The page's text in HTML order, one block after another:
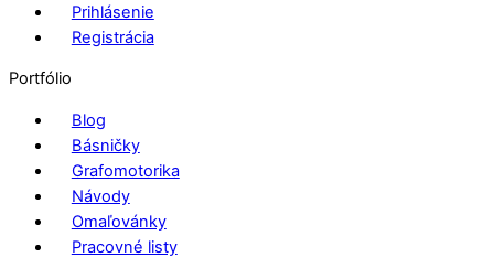
Prihlásenie
Registrácia
Portfólio
Blog
Básničky
Grafomotorika
Návody
Omaľovánky
Pracovné listy